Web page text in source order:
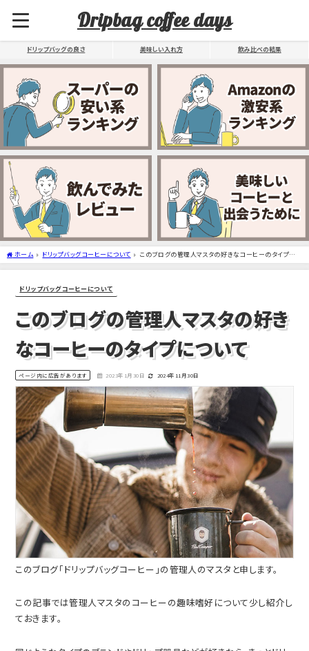
Dripbag coffee days
ドリップバッグの良さ 美味しい入れ方 飲み比べの結果
ホーム ドリップバッグコーヒーについて
このブログの管理人マスタの好きなコーヒーのタイプにつ
いて
ドリップバッグコーヒーについて
このブログの管理人マスタの好き
なコーヒーのタイプについて
ページ内に広告があります 2023年1月30日 2024年11月30日
このブログ「ドリップバッグコーヒー」の管理人のマスタと申します。
この記事では管理人マスタのコーヒーの趣味嗜好について少し紹介し
ておきます。